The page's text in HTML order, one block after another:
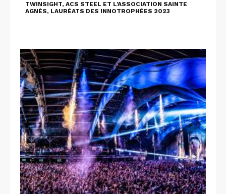
TWINSIGHT, ACS STEEL ET L'ASSOCIATION SAINTE
AGNÈS, LAURÉATS DES INNOTROPHÉES 2023